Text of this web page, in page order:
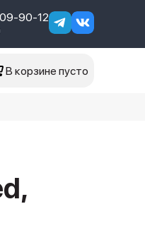
90-12
В корзине пусто